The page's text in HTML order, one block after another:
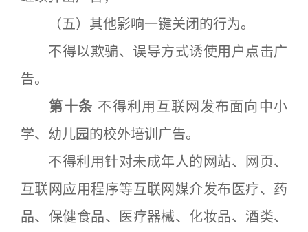
（五）其他影响一键关闭的行为。
不得以欺骗、误导方式诱使用户点击广
告。
第十条 不得利用互联网发布面向中小
学、幼儿园的校外培训广告。
不得利用针对未成年人的网站、网页、
互联网应用程序等互联网媒介发布医疗、药
品、保健食品、医疗器械、化妆品、酒类、